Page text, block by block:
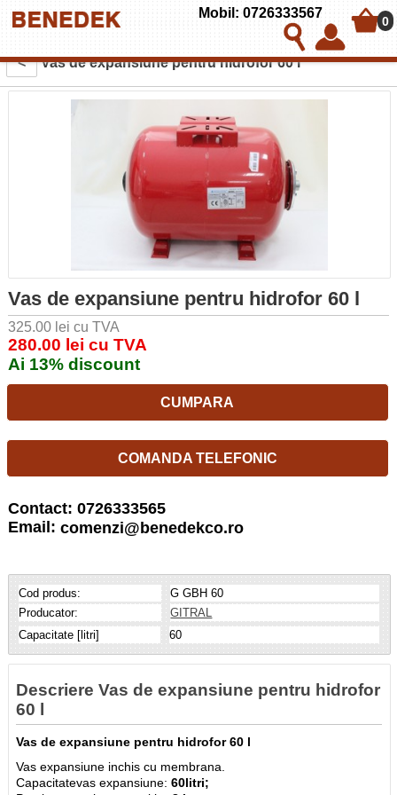
Mobil: 0726333567
0
< Vas de expansiune pentru hidrofor 60 l
Vas de expansiune pentru hidrofor 60 l
325.00 lei cu TVA
280.00 lei cu TVA
Ai 13% discount
CUMPARA
COMANDA TELEFONIC
Contact: 0726333565
Email: comenzi@benedekco.ro
Cod produs:
G GBH 60
Producator:
GITRAL
Capacitate [litri]
60
Descriere Vas de expansiune pentru hidrofor
60 l
Vas de expansiune pentru hidrofor 60 l
Vas expansiune inchis cu membrana.
Capacitatevas expansiune:60litri;